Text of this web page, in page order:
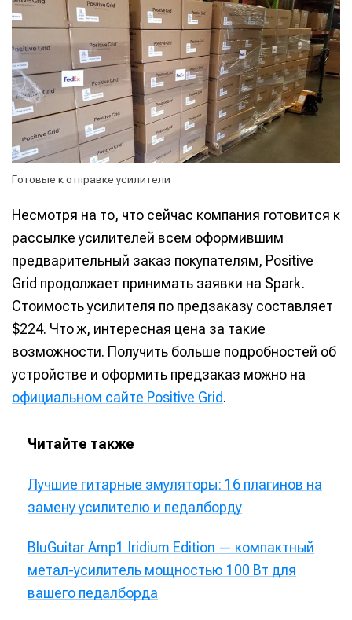
Готовые к отправке усилители
Несмотря на то, что сейчас компания готовится к
рассылке усилителей всем оформившим
предварительный заказ покупателям, Positive
Grid продолжает принимать заявки на Spark.
Стоимость усилителя по предзаказу составляет
$224. Что ж, интересная цена за такие
возможности. Получить больше подробностей об
устройстве и оформить предзаказ можно на
официальном сайте Positive Grid.
Читайте также
Лучшие гитарные эмуляторы: 16 плагинов на
замену усилителю и педалборду
BluGuitar Amp1 Iridium Edition — компактный
метал-усилитель мощностью 100 Вт для
вашего педалборда